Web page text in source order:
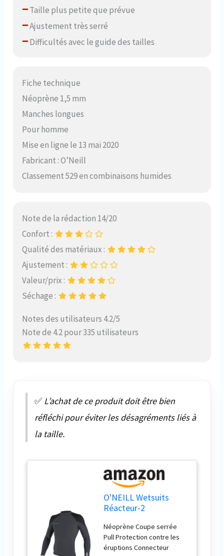
–Taille plus petite que prévue
–Ajustement très serré
–Difficultés avec le guide des tailles
Fiche technique
Néoprène 1,5 mm
Manches longues
Pour homme
Mise en ligne le 13 mai 2020
Fabricant : O’Neill
Classement 529 en combinaisons humides
Note de la rédaction 14/20
Confort :
Qualité des matériaux :
Ajustement :
Valeur/prix :
Séchage :
Notes des utilisateurs 4.2/5
Note de 4.2 pour 335 utilisateurs
✅ L’achat de ce produit doit être bien
réfléchi pour éviter les désagréments liés à
la taille.
O'NEILL Wetsuits
Réacteur-2
plongée,
Graphite/Noir/Gris
Froid, XL Homme
Néoprène Coupe serrée
Pull Protection contre les
éruptions Connecteur